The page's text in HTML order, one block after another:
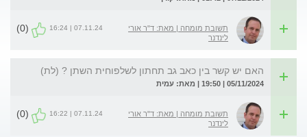
תשובת מומחה | מאת: ד"ר אורי
לינדנר
07.11.24 | 16:24
(0)
האם יש קשר בין כאב גב תחתון לשלפוחית השתן ? (לת)
05/11/2024 | 19:50 | מאת: עמית
תשובת מומחה | מאת: ד"ר אורי
לינדנר
07.11.24 | 16:22
(0)